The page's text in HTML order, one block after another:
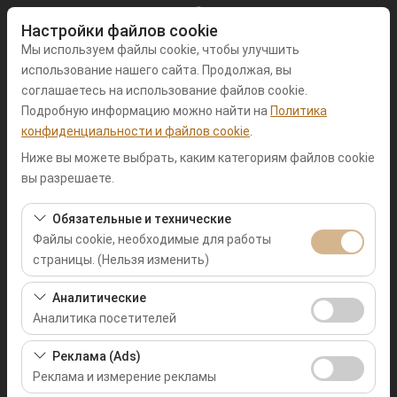
Настройки файлов cookie
Мы используем файлы cookie, чтобы улучшить
использование нашего сайта. Продолжая, вы
соглашаетесь на использование файлов cookie.
Подробную информацию можно найти на Политика
конфиденциальности и файлов cookie
Ниже вы можете выбрать, каким категориям файлов cookie
вы разрешаете.
Обязательные и технические
Файлы cookie, необходимые для работы
страницы. (Нельзя изменить)
Эти файлы cookie необходимы для корректной
работы сайта, безопасности, управления сеансами и
базовых функций. Их нельзя отключить.
Аналитические
Аналитика посетителей
Эти файлы cookie позволяют нам анализировать, как
используется наш сайт (количество посетителей,
самые посещаемые страницы, поведение
Реклама (Ads)
Реклама и измерение рекламы
Чувствительный элемент
Muğla Фетхие
Указать другое место возврата машины
Дата и время пуска
09:00
Дата и время возврата